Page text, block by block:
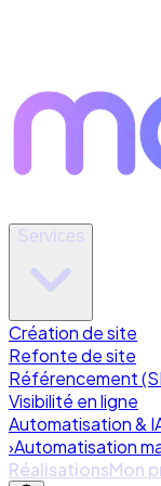
Services
Création de site
Refonte de site
Référencement
Visibilité en ligne
Automatisation &
›Automatisation
RéalisationsMon